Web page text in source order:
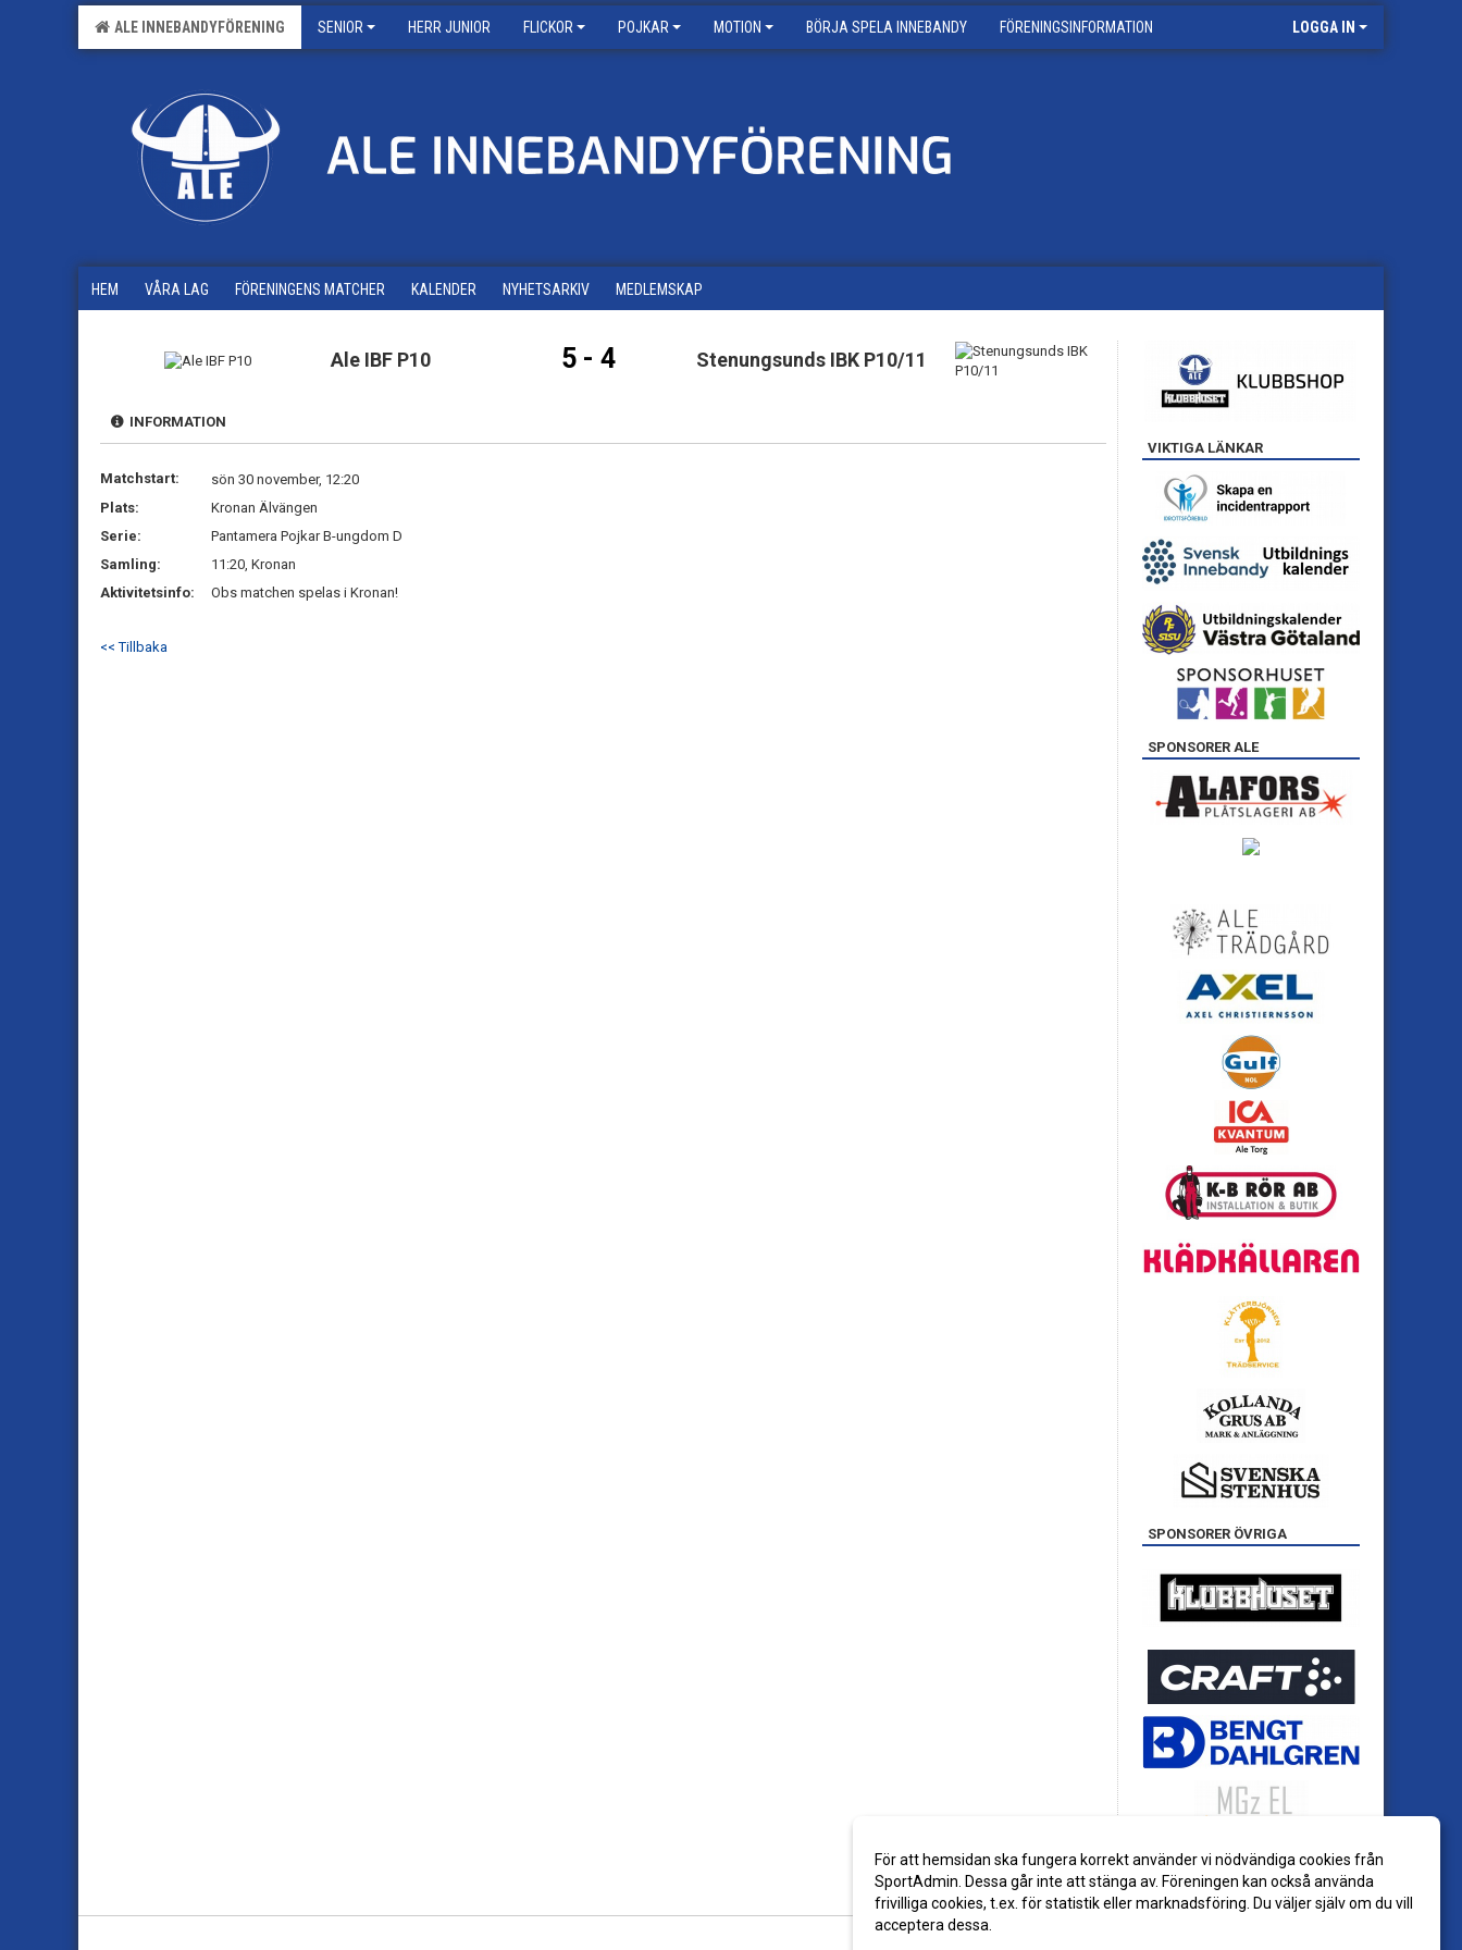
ALE INNEBANDYFÖRENING SENIOR HERR JUNIOR FLICKOR POJKAR MOTION BÖRJA SPELA INNEBANDY FÖRENINGSINFORMATION LOGGA IN
HEM VÅRA LAG FÖRENINGENS MATCHER KALENDER NYHETSARKIV MEDLEMSKAP
Ale IBF P10 5 - 4 Stenungsunds IBK P10/11
INFORMATION
Matchstart:
sön 30 november, 12:20
Plats:
Kronan Älvängen
Serie:
Pantamera Pojkar B-ungdom D
Samling:
11:20, Kronan
Aktivitetsinfo:
Obs matchen spelas i Kronan!
<< Tillbaka
VIKTIGA LÄNKAR
SPONSORER ALE
SPONSORER ÖVRIGA
För att hemsidan ska fungera korrekt använder vi nödvändiga cookies från
SportAdmin. Dessa går inte att stänga av. Föreningen kan också använda
frivilliga cookies, t.ex. för statistik eller marknadsföring. Du väljer själv om du vill
acceptera dessa.